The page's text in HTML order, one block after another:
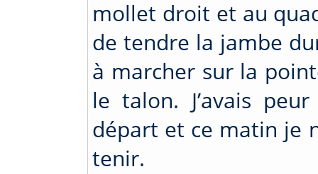
mollet droit et au
de tendre la jambe
à marcher sur la
le talon. J’avais
départ et ce matin je
tenir.